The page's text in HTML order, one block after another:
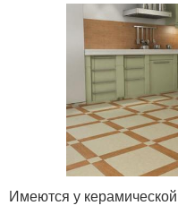
Имеются у